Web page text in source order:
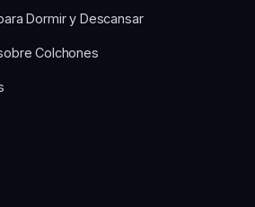
Dormir y Descansar
Colchones